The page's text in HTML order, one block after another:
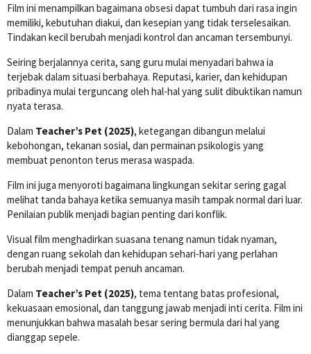
Film ini menampilkan bagaimana obsesi dapat tumbuh dari rasa ingin
memiliki, kebutuhan diakui, dan kesepian yang tidak terselesaikan.
Tindakan kecil berubah menjadi kontrol dan ancaman tersembunyi.
Seiring berjalannya cerita, sang guru mulai menyadari bahwa ia
terjebak dalam situasi berbahaya. Reputasi, karier, dan kehidupan
pribadinya mulai terguncang oleh hal-hal yang sulit dibuktikan namun
nyata terasa.
Dalam Teacher’s Pet (2025), ketegangan dibangun melalui
kebohongan, tekanan sosial, dan permainan psikologis yang
membuat penonton terus merasa waspada.
Film ini juga menyoroti bagaimana lingkungan sekitar sering gagal
melihat tanda bahaya ketika semuanya masih tampak normal dari luar.
Penilaian publik menjadi bagian penting dari konflik.
Visual film menghadirkan suasana tenang namun tidak nyaman,
dengan ruang sekolah dan kehidupan sehari-hari yang perlahan
berubah menjadi tempat penuh ancaman.
Dalam Teacher’s Pet (2025), tema tentang batas profesional,
kekuasaan emosional, dan tanggung jawab menjadi inti cerita. Film ini
menunjukkan bahwa masalah besar sering bermula dari hal yang
dianggap sepele.